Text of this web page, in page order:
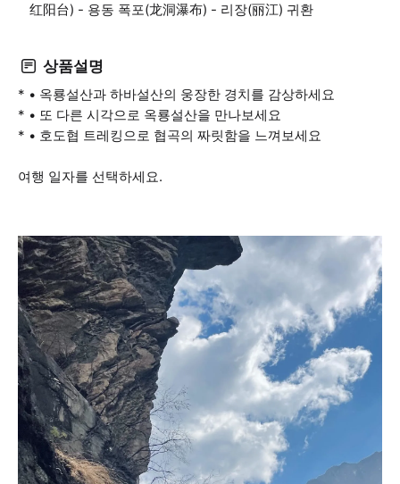
红阳台) - 용동 폭포(龙洞瀑布) - 리장(丽江) 귀환
상품설명
* • 옥룡설산과 하바설산의 웅장한 경치를 감상하세요
* • 또 다른 시각으로 옥룡설산을 만나보세요
* • 호도협 트레킹으로 협곡의 짜릿함을 느껴보세요
여행 일자를 선택하세요.